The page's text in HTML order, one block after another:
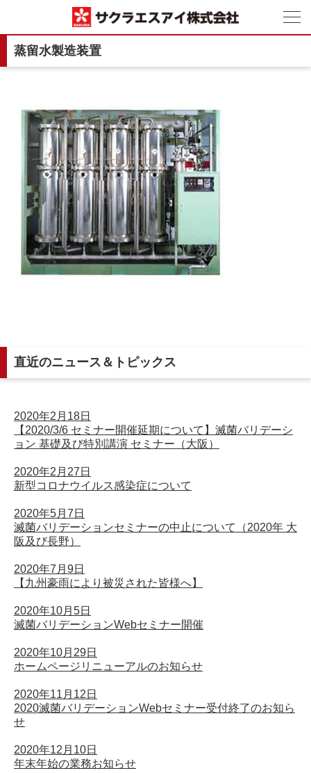
蒸留水製造装置
直近のニュース＆トピックス
2020年2月18日
【2020/3/6 セミナー開催延期について】滅菌バリデーシ
ョン 基礎及び特別講演 セミナー（大阪）
2020年2月27日
新型コロナウイルス感染症について
2020年5月7日
滅菌バリデーションセミナーの中止について（2020年 大
阪及び長野）
2020年7月9日
【九州豪雨により被災された皆様へ】
2020年10月5日
滅菌バリデーションWebセミナー開催
2020年10月29日
ホームページリニューアルのお知らせ
2020年11月12日
2020滅菌バリデーションWebセミナー受付終了のお知ら
せ
2020年12月10日
年末年始の業務お知らせ